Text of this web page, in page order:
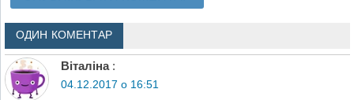
ОДИН КОМЕНТАР
Віталіна :
04.12.2017 о 16:51